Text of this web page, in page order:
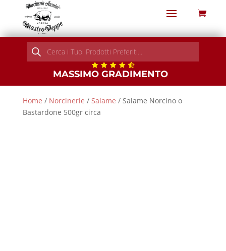
Products
search
MASSIMO GRADIMENTO
Home / Norcinerie / Salame / Salame Norcino o
Bastardone 500gr circa